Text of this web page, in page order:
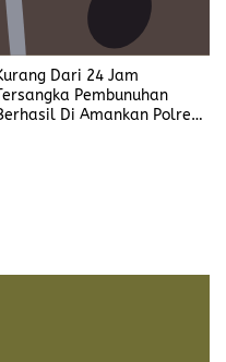
Dari 24 Jam
Pembunuhan
Di Amankan Polres